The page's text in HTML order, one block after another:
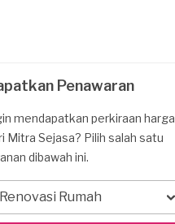
Penawaran
mendapatkan perkiraan harga
Mitra Sejasa? Pilih salah satu
dibawah ini.
Renovasi Rumah